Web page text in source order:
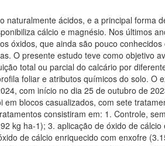
naturalmente ácidos, e a principal forma
cálcio e magnésio. Nos últimos
óxidos, que ainda são pouco
O presente estudo teve como objetivo
total ou parcial do calcário por
foliar e atributos químicos do solo. O
com início no dia 25 de outubro de
em blocos casualizados, com sete
consistiram em: 1. Controle,
kg ha-1); 3. aplicação de óxido de
de cálcio enriquecido com enxofre